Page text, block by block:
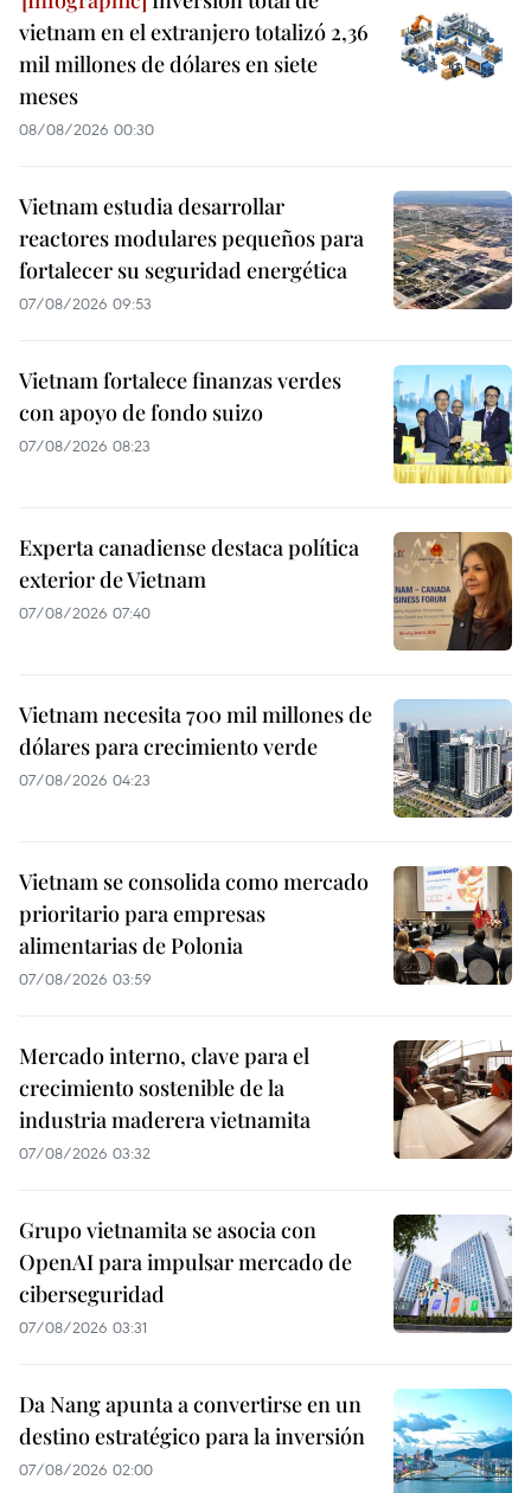
vietnam en el extranjero totalizó 2,36
mil millones de dólares en siete
meses
08/08/2026 00:30
Vietnam estudia desarrollar
reactores modulares pequeños para
fortalecer su seguridad energética
07/08/2026 09:53
Vietnam fortalece finanzas verdes
con apoyo de fondo suizo
07/08/2026 08:23
Experta canadiense destaca política
exterior de Vietnam
07/08/2026 07:40
Vietnam necesita 700 mil millones de
dólares para crecimiento verde
07/08/2026 04:23
Vietnam se consolida como mercado
prioritario para empresas
alimentarias de Polonia
07/08/2026 03:59
Mercado interno, clave para el
crecimiento sostenible de la
industria maderera vietnamita
07/08/2026 03:32
Grupo vietnamita se asocia con
OpenAI para impulsar mercado de
ciberseguridad
07/08/2026 03:31
Da Nang apunta a convertirse en un
destino estratégico para la inversión
07/08/2026 02:00